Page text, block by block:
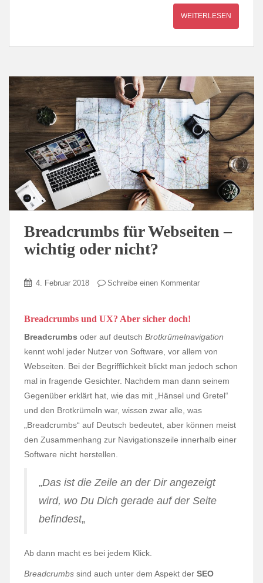
WEITERLESEN
Breadcrumbs für Webseiten –
wichtig oder nicht?
4. Februar 2018 Schreibe einen Kommentar
Breadcrumbs und UX? Aber sicher doch!
Breadcrumbs oder auf deutsch Brotkrümelnavigation
kennt wohl jeder Nutzer von Software, vor allem von
Webseiten. Bei der Begrifflichkeit blickt man jedoch schon
mal in fragende Gesichter. Nachdem man dann seinem
Gegenüber erklärt hat, wie das mit „Hänsel und Gretel“
und den Brotkrümeln war, wissen zwar alle, was
„Breadcrumbs“ auf Deutsch bedeutet, aber können meist
den Zusammenhang zur Navigationszeile innerhalb einer
Software nicht herstellen.
„Das ist die Zeile an der Dir angezeigt
wird, wo Du Dich gerade auf der Seite
befindest„
Ab dann macht es bei jedem Klick.
Breadcrumbs sind auch unter dem Aspekt der SEO